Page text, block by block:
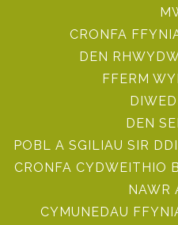
CRONFA
DEN
FFERM
DEN
POBL A SGILIAU SIR
CRONFA CYDWEITHIO
NAWR
CYMUNEDAU